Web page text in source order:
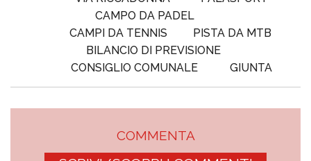
CAMPO DA PADEL
CAMPI DA TENNIS
PISTA DA MTB
BILANCIO DI PREVISIONE
CONSIGLIO COMUNALE
GIUNTA
COMMENTA